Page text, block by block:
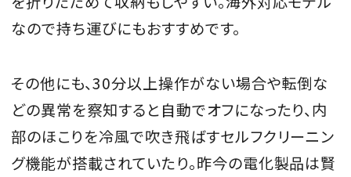
なので持ち運びにもおすすめです。
その他にも、30分以上操作がない場合や転倒な
どの異常を察知すると自動でオフになったり、内
部のほこりを冷風で吹き飛ばすセルフクリーニン
グ機能が搭載されていたり。昨今の電化製品は賢